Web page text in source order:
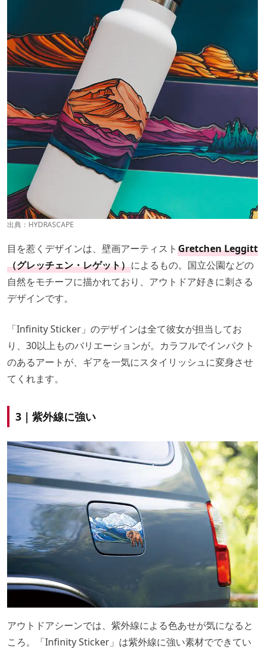
出典： HYDRASCAPE
目を惹くデザインは、壁画アーティスト Gretchen Leggitt
（グレッチェン・レゲット）によるもの。国立公園などの
自然をモチーフに描かれており、アウトドア好きに刺さる
デザインです。
「Infinity Sticker」のデザインは全て彼女が担当してお
り、30以上ものバリエーションが。カラフルでインパクト
のあるアートが、ギアを一気にスタイリッシュに変身させ
てくれます。
3｜紫外線に強い
アウトドアシーンでは、紫外線による色あせが気になると
ころ。「Infinity Sticker」は紫外線に強い素材でできてい